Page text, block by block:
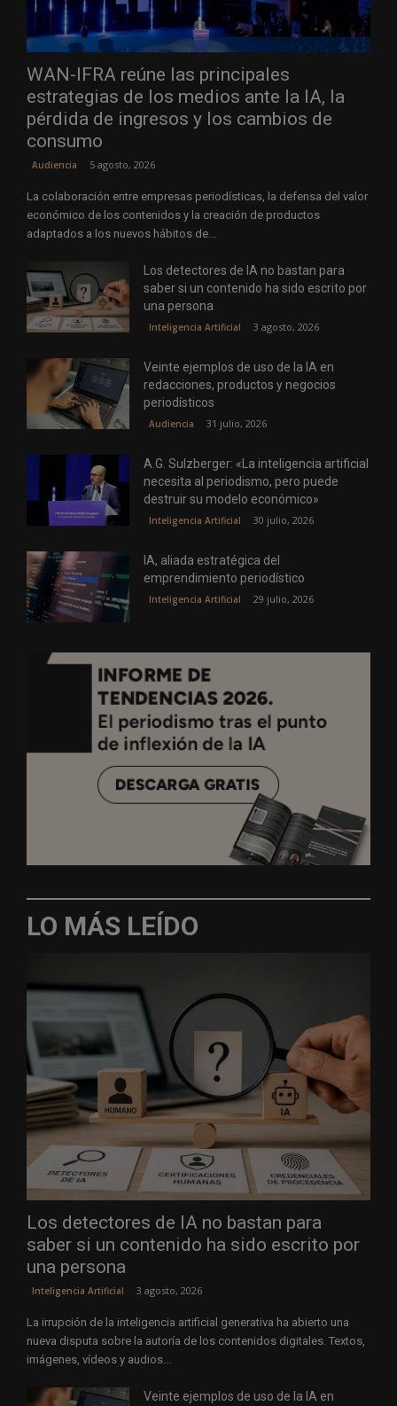
WAN-IFRA reúne las principales
estrategias de los medios ante la IA, la
pérdida de ingresos y los cambios de
consumo
Audiencia 5 agosto, 2026
La colaboración entre empresas periodísticas, la defensa del valor
económico de los contenidos y la creación de productos
adaptados a los nuevos hábitos de...
Los detectores de IA no bastan para
saber si un contenido ha sido escrito por
una persona
Inteligencia Artificial 3 agosto, 2026
Veinte ejemplos de uso de la IA en
redacciones, productos y negocios
periodísticos
Audiencia 31 julio, 2026
A.G. Sulzberger: «La inteligencia artificial
necesita al periodismo, pero puede
destruir su modelo económico»
Inteligencia Artificial 30 julio, 2026
IA, aliada estratégica del
emprendimiento periodístico
Inteligencia Artificial 29 julio, 2026
LO MÁS LEÍDO
Los detectores de IA no bastan para
saber si un contenido ha sido escrito por
una persona
Inteligencia Artificial 3 agosto, 2026
La irrupción de la inteligencia artificial generativa ha abierto una
nueva disputa sobre la autoría de los contenidos digitales. Textos,
imágenes, vídeos y audios...
Veinte ejemplos de uso de la IA en